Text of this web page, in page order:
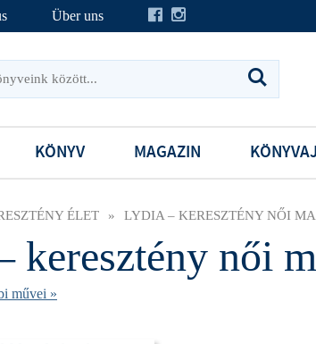
Über uns
KÖNYV MAGAZIN
ÉLET » LYDIA – KERESZTÉNY NŐI
keresztény női
művei »